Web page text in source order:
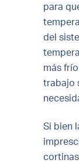
para
del
más
trabajo
Si bien